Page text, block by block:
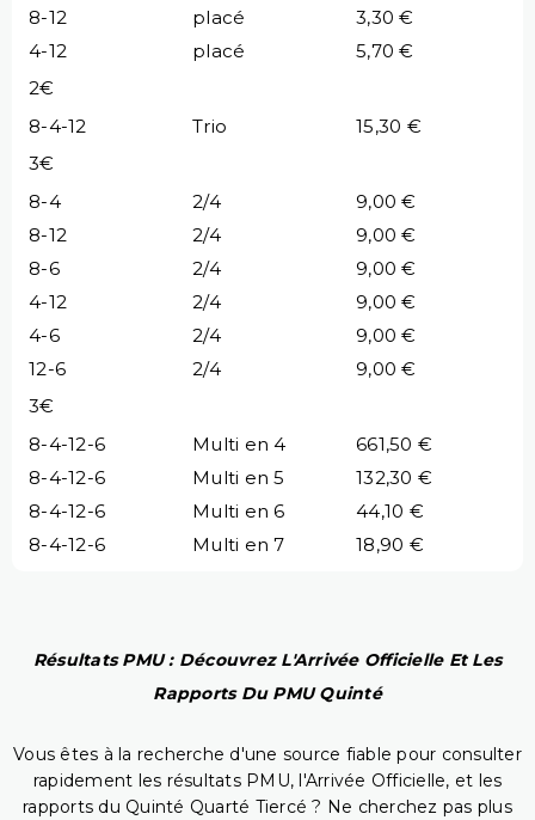
8-12 placé
3,30 €
4-12
placé
5,70 €
2€
8-4-12
Trio
15,30 €
3€
8-4
2/4
9,00 €
8-12
2/4
9,00 €
8-6
2/4
9,00 €
4-12
2/4
9,00 €
4-6
2/4
9,00 €
12-6
2/4
9,00 €
3€
8-4-12-6
Multi en 4
661,50 €
8-4-12-6
Multi en 5
132,30 €
8-4-12-6
Multi en 6
44,10 €
8-4-12-6
Multi en 7 18,90 €
Résultats PMU : Découvrez L'Arrivée Officielle Et Les
Rapports Du PMU Quinté
Vous êtes à la recherche d'une source fiable pour consulter
rapidement les résultats PMU, l'Arrivée Officielle, et les
rapports du Quinté Quarté Tiercé ? Ne cherchez pas plus